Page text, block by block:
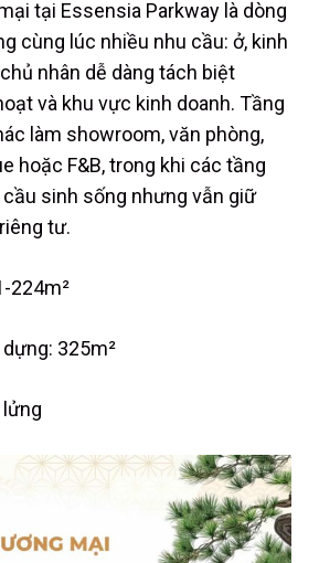
tại Essensia Parkway là dòng
cùng lúc nhiều nhu cầu: ở, kinh
nhân dễ dàng tách biệt
và khu vực kinh doanh. Tầng
làm showroom, văn phòng,
hoặc F&B, trong khi các tầng
sinh sống nhưng vẫn giữ
tư.
224m²
325m²
lửng